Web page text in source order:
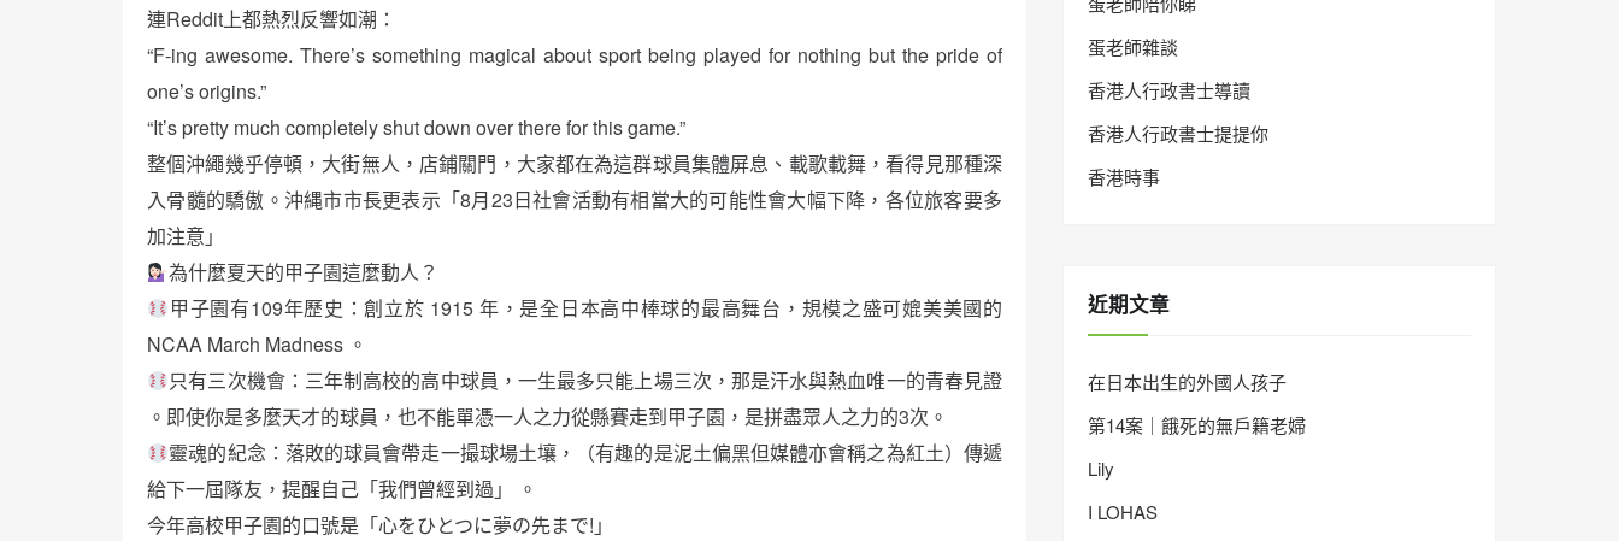
連Reddit上都熱烈反響如潮：
“F‑ing awesome. There’s something magical about sport being played for nothing but the pride of
one’s origins.”
“It’s pretty much completely shut down over there for this game.”
整個沖繩幾乎停頓，大街無人，店鋪關門，大家都在為這群球員集體屏息、載歌載舞，看得見那種深
入骨髓的驕傲。沖縄市市長更表示「8月23日社會活動有相當大的可能性會大幅下降，各位旅客要多
加注意」
為什麼夏天的甲子園這麼動人？
甲子園有109年歷史：創立於 1915 年，是全日本高中棒球的最高舞台，規模之盛可媲美美國的
NCAA March Madness 。
只有三次機會：三年制高校的高中球員，一生最多只能上場三次，那是汗水與熱血唯一的青春見證
。即使你是多麼天才的球員，也不能單憑一人之力從縣賽走到甲子園，是拼盡眾人之力的3次。
靈魂的紀念：落敗的球員會帶走一撮球場土壤，（有趣的是泥土偏黑但媒體亦會稱之為紅土）傳遞
給下一屆隊友，提醒自己「我們曾經到過」 。
今年高校甲子園的口號是「心をひとつに夢の先まで!」
蛋老師雜談
香港人行政書士導讀
香港人行政書士提提你
香港時事
近期文章
在日本出生的外國人孩子
第14案｜餓死的無戶籍老婦
Lily
I LOHAS